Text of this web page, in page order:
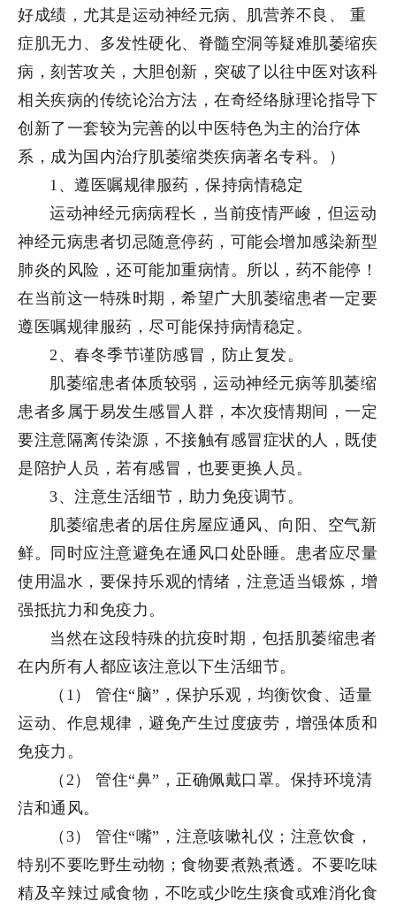
好成绩，尤其是运动神经元病、肌营养不良、 重
症肌无力、多发性硬化、脊髓空洞等疑难肌萎缩疾
病，刻苦攻关，大胆创新，突破了以往中医对该科
相关疾病的传统论治方法，在奇经络脉理论指导下
创新了一套较为完善的以中医特色为主的治疗体
系，成为国内治疗肌萎缩类疾病著名专科。）
1、遵医嘱规律服药，保持病情稳定
运动神经元病病程长，当前疫情严峻，但运动
神经元病患者切忌随意停药，可能会增加感染新型
肺炎的风险，还可能加重病情。所以，药不能停！
在当前这一特殊时期，希望广大肌萎缩患者一定要
遵医嘱规律服药，尽可能保持病情稳定。
2、春冬季节谨防感冒，防止复发。
肌萎缩患者体质较弱，运动神经元病等肌萎缩
患者多属于易发生感冒人群，本次疫情期间，一定
要注意隔离传染源，不接触有感冒症状的人，既使
是陪护人员，若有感冒，也要更换人员。
3、注意生活细节，助力免疫调节。
肌萎缩患者的居住房屋应通风、向阳、空气新
鲜。同时应注意避免在通风口处卧睡。患者应尽量
使用温水，要保持乐观的情绪，注意适当锻炼，增
强抵抗力和免疫力。
当然在这段特殊的抗疫时期，包括肌萎缩患者
在内所有人都应该注意以下生活细节。
（1） 管住“脑”，保护乐观，均衡饮食、适量
运动、作息规律，避免产生过度疲劳，增强体质和
免疫力。
（2） 管住“鼻”，正确佩戴口罩。保持环境清
洁和通风。
（3） 管住“嘴”，注意咳嗽礼仪；注意饮食，
特别不要吃野生动物；食物要煮熟煮透。不要吃味
精及辛辣过咸食物，不吃或少吃生痰食或难消化食